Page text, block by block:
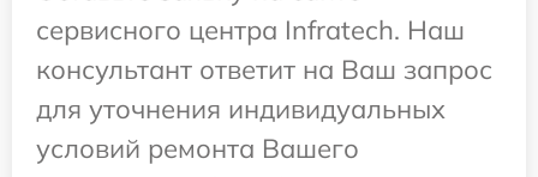
сервисного центра Infratech. Наш
консультант ответит на Ваш запрос
для уточнения индивидуальных
условий ремонта Вашего